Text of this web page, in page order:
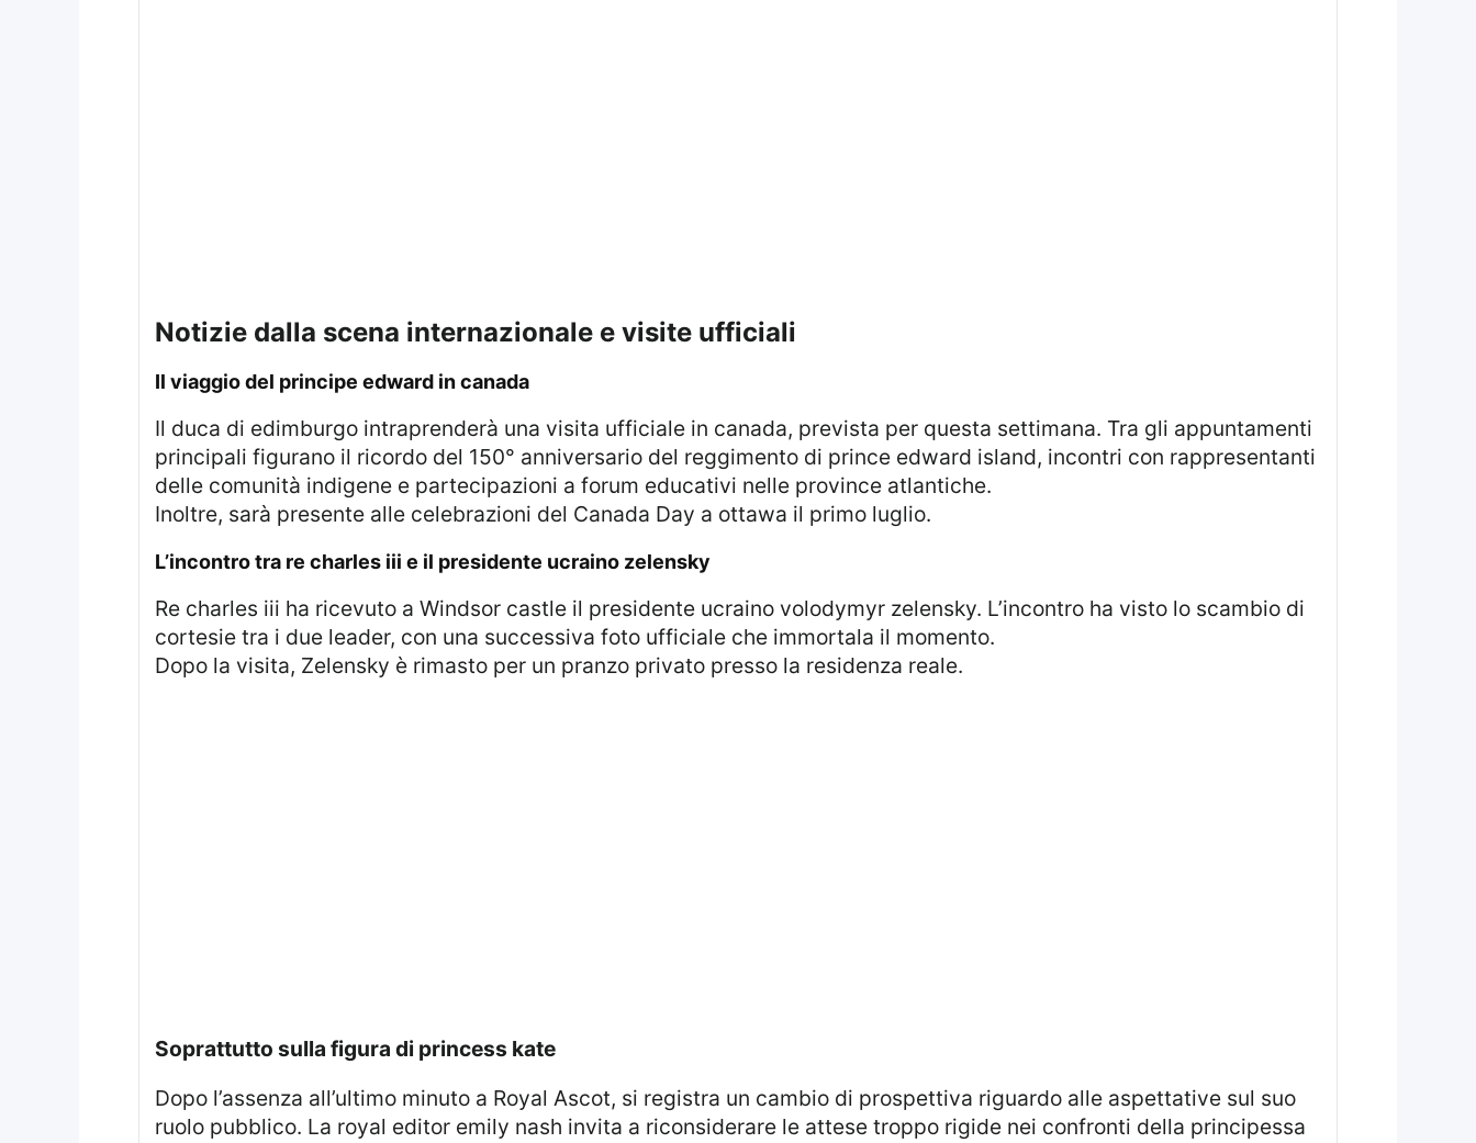
notizie dalla scena internazionale e visite ufficiali
il viaggio del principe edward in canada
Il duca di edimburgo intraprenderà una visita ufficiale in canada, prevista per questa settimana. Tra gli appuntamenti
principali figurano il ricordo del 150° anniversario del reggimento di prince edward island, incontri con rappresentanti
delle comunità indigene e partecipazioni a forum educativi nelle province atlantiche.
Inoltre, sarà presente alle celebrazioni del Canada Day a ottawa il primo luglio.
l’incontro tra re charles iii e il presidente ucraino zelensky
Re charles iii ha ricevuto a Windsor castle il presidente ucraino volodymyr zelensky. L’incontro ha visto lo scambio di
cortesie tra i due leader, con una successiva foto ufficiale che immortala il momento.
Dopo la visita, Zelensky è rimasto per un pranzo privato presso la residenza reale.
soprattutto sulla figura di princess kate
Dopo l’assenza all’ultimo minuto a Royal Ascot, si registra un cambio di prospettiva riguardo alle aspettative sul suo
ruolo pubblico. La royal editor emily nash invita a riconsiderare le attese troppo rigide nei confronti della principessa